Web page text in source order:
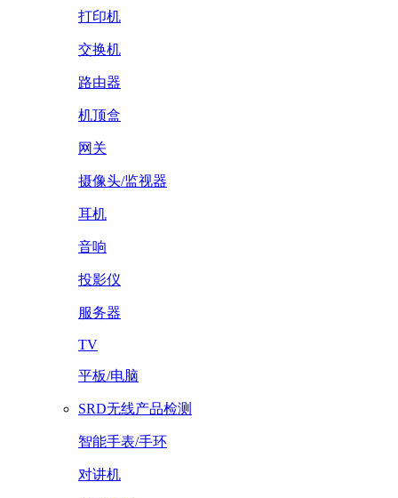
打印机
交换机
路由器
机顶盒
网关
摄像头/监视器
耳机
音响
投影仪
服务器
TV
平板/电脑
SRD无线产品检测
智能手表/手环
对讲机